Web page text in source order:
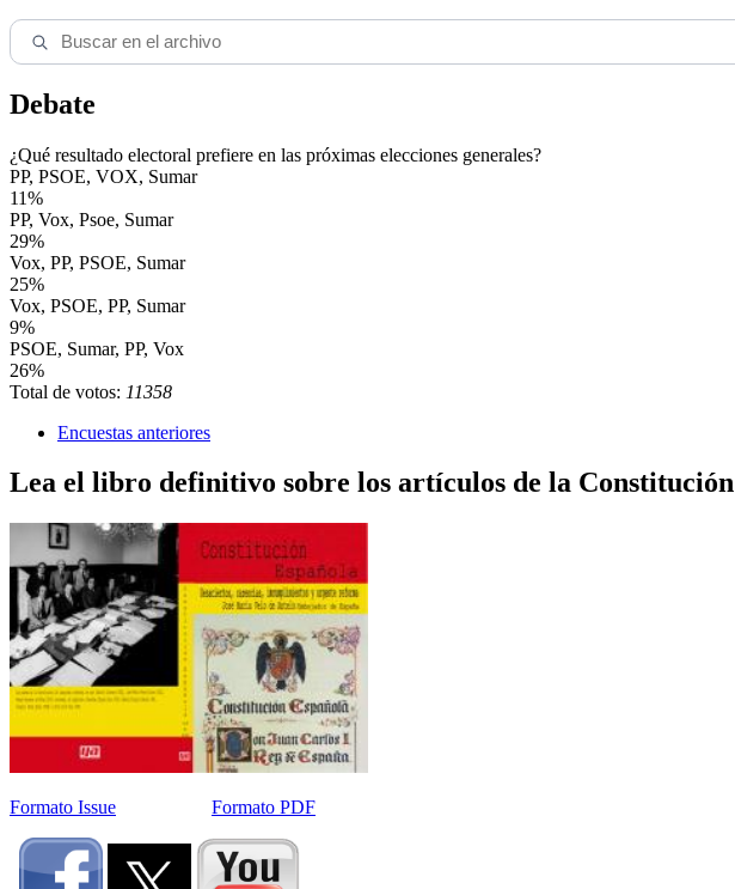
Debate
¿Qué resultado electoral prefiere en las próximas elecciones generales?
PP, PSOE, VOX, Sumar
11%
PP, Vox, Psoe, Sumar
29%
Vox, PP, PSOE, Sumar
25%
Vox, PSOE, PP, Sumar
9%
PSOE, Sumar, PP, Vox
26%
Total de votos: 11358
Encuestas anteriores
Lea el libro definitivo sobre los artículos de la Constitución
Formato Issue Formato PDF